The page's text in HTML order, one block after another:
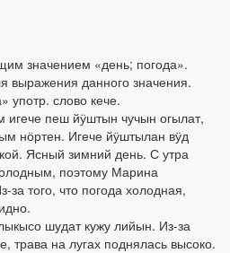
значением «день; погода».
выражения данного значения.
употр. слово кече.
пеш йӱштын чучын огылат,
нӧртен. Игече йӱштылан вӱд
Ясный зимний день. С утра
поэтому Марина
за того, что погода холодная,
шудат кужу лийын. Из-за
трава на лугах поднялась высоко.